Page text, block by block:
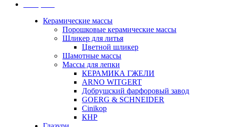
Керамические массы
Порошковые керамические массы
Шликер для литья
Цветной шликер
Шамотные массы
Массы для лепки
КЕРАМИКА ГЖЕЛИ
ARNO WITGERT
Добрушский фарфоровый завод
GOERG & SCHNEIDER
Cinikop
КНР